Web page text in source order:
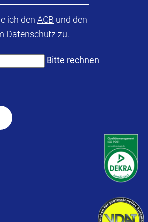
ich den AGB und den
Datenschutz zu.
Bitte rechnen